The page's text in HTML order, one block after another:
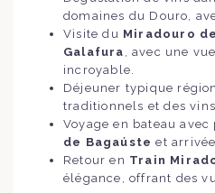
domaines du Douro,
Visite du Miradouro
Galafura
, avec une
incroyable.
Déjeuner typique
traditionnels et des
Voyage en bateau avec
de Bagaúste et
Retour en Train
élégance, offrant des